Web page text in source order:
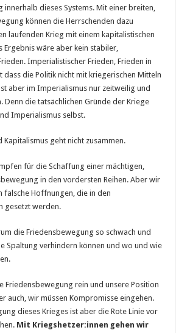
innerhalb dieses Systems. Mit einer breiten,
können die Herrschenden dazu
laufenden Krieg mit einem kapitalistischen
Ergebnis wäre aber kein stabiler,
Imperialistischer Frieden, Frieden in
dass die Politik nicht mit kriegerischen Mitteln
aber im Imperialismus nur zeitweilig und
die tatsächlichen Gründe der Kriege
Imperialismus selbst.
Kapitalismus geht nicht zusammen.
für die Schaffung einer mächtigen,
in den vordersten Reihen. Aber wir
falsche Hoffnungen, die in den
gesetzt werden.
die Friedensbewegung so schwach und
Spaltung verhindern können und wo und wie
Friedensbewegung rein und unsere Position
auch, wir müssen Kompromisse eingehen.
dieses Krieges ist aber die Rote Linie vor
Mit Kriegshetzer:innen gehen wir